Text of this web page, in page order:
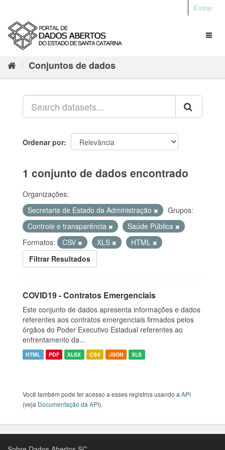
Entrar
Conjuntos de dados
Ordenar por
1 conjunto de dados encontrado
Organizações:
Secretaria de Estado da Administração
Grupos:
Controle e transparência
Saúde Pública
Formatos:
CSV XLS
HTML
Filtrar Resultados
COVID19 - Contratos Emergenciais
Este conjunto de dados apresenta informações e dados
referentes aos contratos emergenciais firmados pelos
órgãos do Poder Executivo Estadual referentes ao
enfrentamento da...
HTML PDF XLSX CSV JSON XLS
Você também pode ter acesso a esses registros usando a API
(veja Documentação da API).